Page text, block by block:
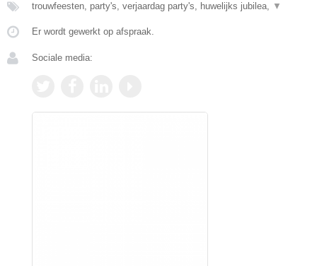
trouwfeesten, party's, verjaardag party's, huwelijks jubilea, ▼
Er wordt gewerkt op afspraak.
Sociale media: